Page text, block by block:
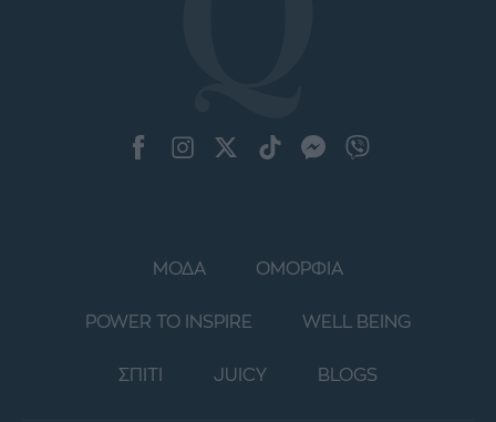
ΜΟΔΑ ΟΜΟΡΦΙΑ
POWER TO INSPIRE WELL BEING
ΣΠΙΤΙ JUICY BLOGS